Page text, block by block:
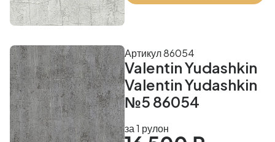
Valentin Yudashkin
Valentin Yudashkin
№5 86054
Артикул 86054
за 1 рулон